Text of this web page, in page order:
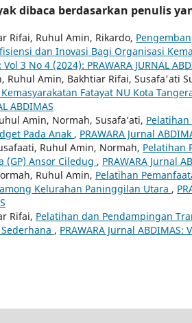
dibaca berdasarkan penulis
Rifai, Ruhul Amin, Rikardo,
dan Inovasi Bagi Organisasi
3 No 4 (2024): PRAWARA JURNAL
Ruhul Amin, Bakhtiar Rifai, Susafa'ati
Fatayat NU Kota
ABDIMAS
Amin, Normah, Susafa’ati,
Pada Anak , PRAWARA Jurnal
Ruhul Amin, Normah, Pelatihan
(GP) Ansor Ciledug , PRAWARA Jurnal
Ruhul Amin, Pelatihan
Kelurahan Paninggilan Utara ,
Rifai, Pelatihan dan Pendampingan
, PRAWARA Jurnal ABDIMAS: